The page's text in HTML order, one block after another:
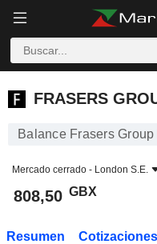
FRASERS GROUP
FRASERS
Balance Frasers Group
Mercado cerrado - London S.E.
808,50 GBX
Resumen Cotizaciones